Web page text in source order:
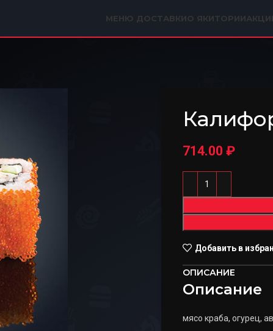
МЕНЮ ДОСТАВКИО ЯКИТОРИИ
714.00 ₽
Добавить в
ОПИСАНИЕ
Описание
мясо краба, огурец,